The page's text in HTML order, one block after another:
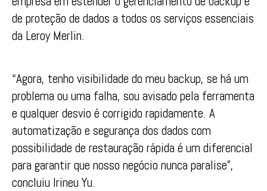
de proteção de dados a todos os serviços essenciais
da Leroy Merlin.
“Agora, tenho visibilidade do meu backup, se há um
problema ou uma falha, sou avisado pela ferramenta
e qualquer desvio é corrigido rapidamente. A
automatização e segurança dos dados com
possibilidade de restauração rápida é um diferencial
para garantir que nosso negócio nunca paralise”,
concluiu Irineu Yu.